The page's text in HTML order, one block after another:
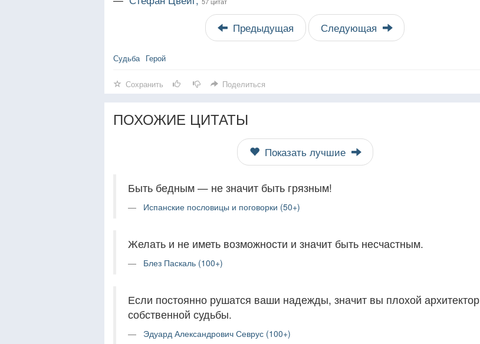
Предыдущая Следующая
Судьба Герой
Сохранить Поделиться
ПОХОЖИЕ ЦИТАТЫ
Показать лучшие
Быть бедным — не значит быть грязным!
Испанские пословицы и поговорки (50+)
Желать и не иметь возможности и значит быть несчастным.
Блез Паскаль (100+)
Если постоянно рушатся ваши надежды, значит вы плохой архитектор
собственной судьбы.
Эдуард Александрович Севрус (100+)